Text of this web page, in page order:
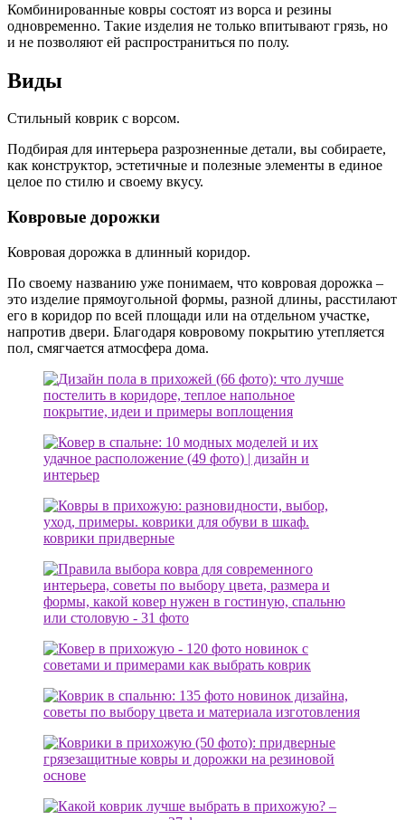
Комбинированные ковры состоят из ворса и резины
одновременно. Такие изделия не только впитывают грязь, но
и не позволяют ей распространиться по полу.
Виды
Стильный коврик с ворсом.
Подбирая для интерьера разрозненные детали, вы собираете,
как конструктор, эстетичные и полезные элементы в единое
целое по стилю и своему вкусу.
Ковровые дорожки
Ковровая дорожка в длинный коридор.
По своему названию уже понимаем, что ковровая дорожка –
это изделие прямоугольной формы, разной длины, расстилают
его в коридор по всей площади или на отдельном участке,
напротив двери. Благодаря ковровому покрытию утепляется
пол, смягчается атмосфера дома.